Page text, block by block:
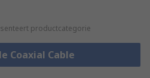
productcategorie
Coaxial Cable